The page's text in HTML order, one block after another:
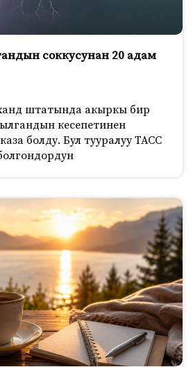
соккусунан 20 адам
штатында акыркы бир
кесепетинен
болду. Бул тууралуу ТАСС